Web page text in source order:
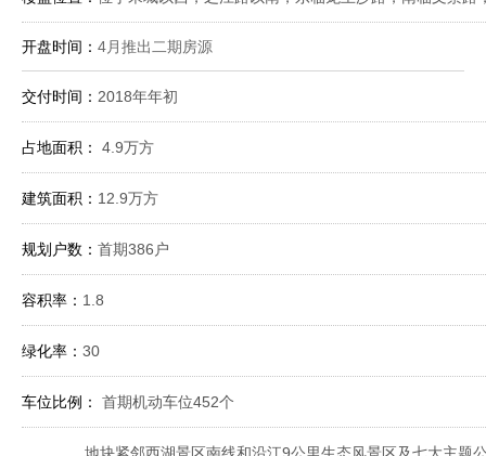
开盘时间：4月推出二期房源
交付时间： 2018年年初
占地面积： 4.9万方
建筑面积： 12.9万方
规划户数：首期386户
容积率： 1.8
绿化率：30
车位比例： 首期机动车位452个